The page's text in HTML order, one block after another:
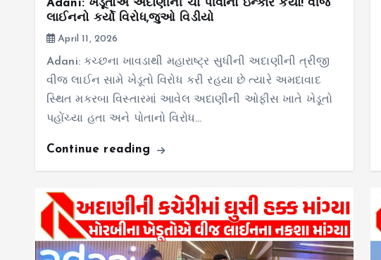
Adani: ખેડૂતોએ અદાણીની ચા પીવાનો ઇન્કાર કર્યો! વીજ
લાઈનનો કર્યો વિરોધ,જુઓ વિડીયો
April 11, 2026
Adani: કચ્છના ખાવડાથી મહારાષ્ટ્ર સુધીની અદાણીની ત્રીજી
વીજ લાઈન સામે ખેડૂતો વિરોધ કરી રહયા છે ત્યારે અમદાવાદ
સ્થિત મકરબા વિસ્તારમાં આવેલ અદાણીની ઓફીસ ખાતે ખેડૂતો
પહોંચ્યા હતા અને પોતાનો વિરોધ…
Continue reading